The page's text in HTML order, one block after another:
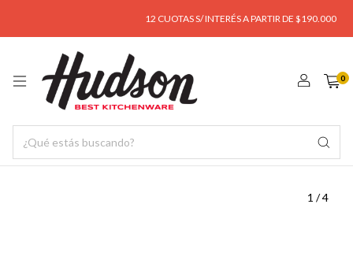
12 CUOTAS S/ INTERÉS A PARTIR DE $190.000
0
1 /4